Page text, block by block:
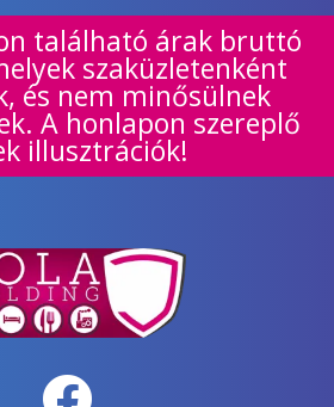
található árak bruttó
szaküzletenként
és nem minősülnek
A honlapon szereplő
illusztrációk!